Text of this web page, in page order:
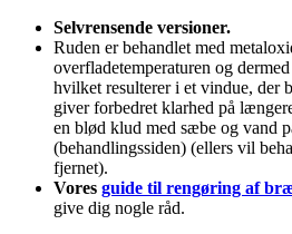
Selvrensende versioner.
Ruden er behandlet med
overfladetemperaturen og
hvilket resulterer i et vindue, der
giver forbedret klarhed på
en blød klud med sæbe og vand
(behandlingssiden) (ellers vil
fjernet).
Vores guide til rengøring af
give dig nogle råd.